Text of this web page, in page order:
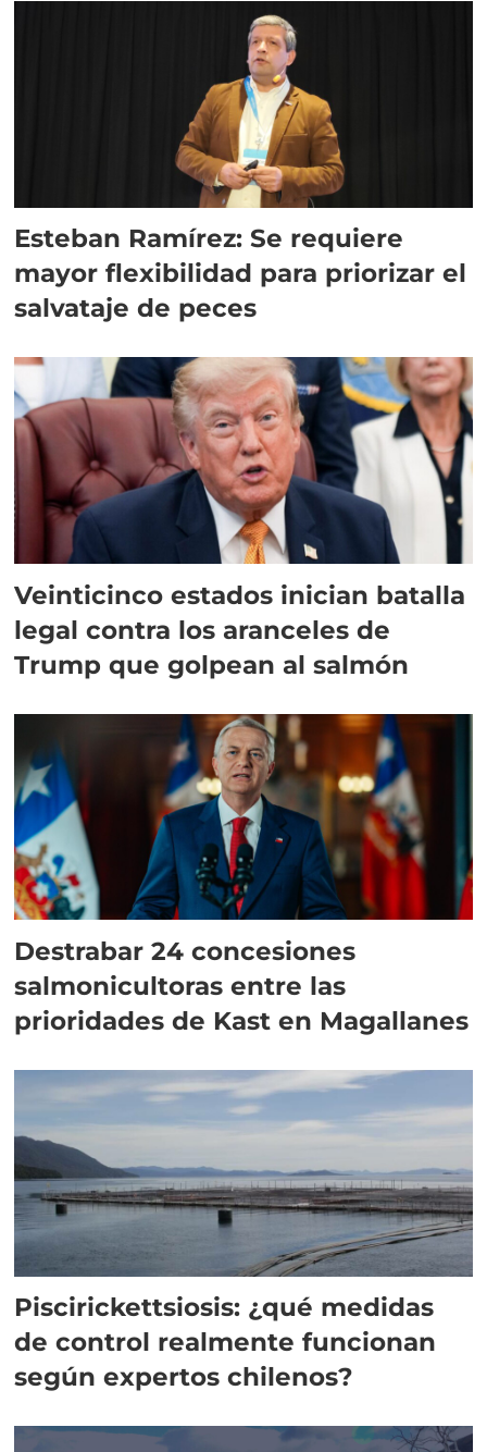
Esteban Ramírez: Se requiere
mayor flexibilidad para priorizar el
salvataje de peces
Veinticinco estados inician batalla
legal contra los aranceles de
Trump que golpean al salmón
Destrabar 24 concesiones
salmonicultoras entre las
prioridades de Kast en Magallanes
Piscirickettsiosis: ¿qué medidas
de control realmente funcionan
según expertos chilenos?